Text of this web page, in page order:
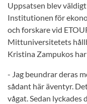
Uppsatsen blev
Institutionen för
och forskare vid
Mittuniversitetets
Kristina Zampukos
- Jag beundrar deras
sådant här äventyr.
vågat. Sedan lyckades